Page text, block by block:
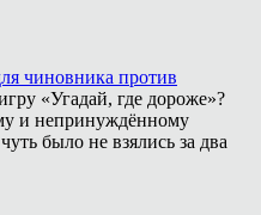
чиновника против
«Угадай, где дороже»?
и непринуждённому
было не взялись за два